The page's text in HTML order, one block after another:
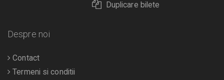
Duplicare bilete
Despre noi
Contact
Termeni si conditii